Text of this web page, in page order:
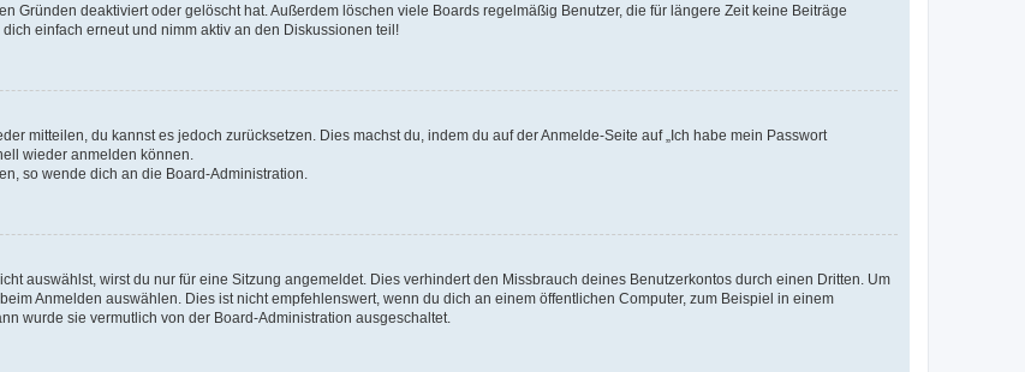
Gründen deaktiviert oder gelöscht hat. Außerdem löschen viele Boards regelmäßig Benutzer, die für längere Zeit keine Beiträge
einfach erneut und nimm aktiv an den Diskussionen teil!
mitteilen, du kannst es jedoch zurücksetzen. Dies machst du, indem du auf der Anmelde-Seite auf „Ich habe mein Passwort
wieder anmelden können.
so wende dich an die Board-Administration.
auswählst, wirst du nur für eine Sitzung angemeldet. Dies verhindert den Missbrauch deines Benutzerkontos durch einen Dritten. Um
Anmelden auswählen. Dies ist nicht empfehlenswert, wenn du dich an einem öffentlichen Computer, zum Beispiel in einem
wurde sie vermutlich von der Board-Administration ausgeschaltet.